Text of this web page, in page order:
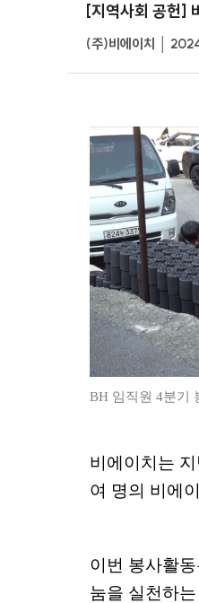
[지역사회 공헌]
(주)비에이치 │
BH 임직원 4분기
비에이치는
여 명의 비에
이번 봉사활
눔을 실천하